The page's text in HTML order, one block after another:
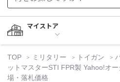
マイストア
TOP ミリタリー トイガン
ットマスターSTI FPR製 Yahoo!オ
場・落札価格